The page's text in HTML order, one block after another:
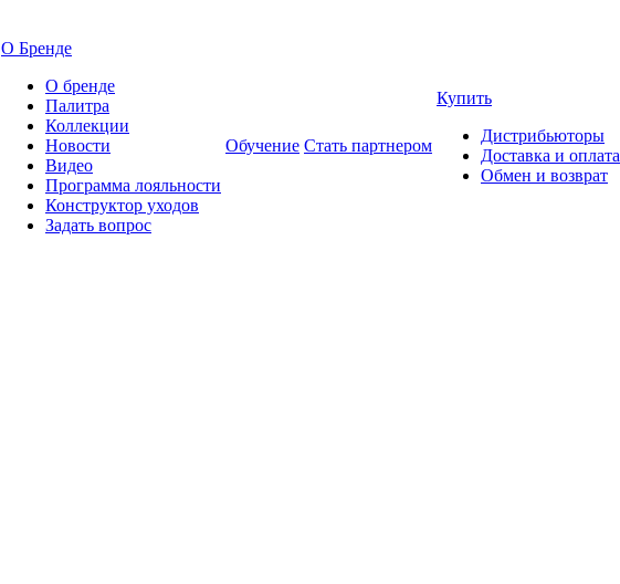
О Бренде
О бренде
Палитра
Коллекции
Новости
Видео
Программа лояльности
Конструктор уходов
Задать вопрос
Обучение Стать партнером
Купить
Дистрибьюторы
Доставка и оплата
Обмен и возврат